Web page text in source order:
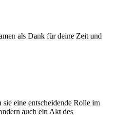
als Dank für deine Zeit und
eine entscheidende Rolle im
auch ein Akt des